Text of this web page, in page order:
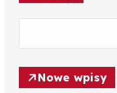
Nowe wpisy